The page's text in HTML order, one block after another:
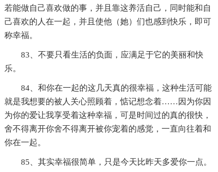
若能做自己喜欢做的事，并且靠这养活自己，同时能和自
己喜欢的人在一起，并且使他（她）们也感到快乐，即可
称幸福。
83、不要只看生活的负面，应满足于它的美丽和快
乐。
84、和你在一起的这几天真的很幸福，这种生活可能
就是我想要的被人关心照顾着，惦记想念着……因为你因
为你的爱让我享受着这种幸福，可是时间过的真的很快，
舍不得离开你舍不得离开被你宠着的感觉，一直向往着和
你在一起。
85、其实幸福很简单，只是今天比昨天多爱你一点。